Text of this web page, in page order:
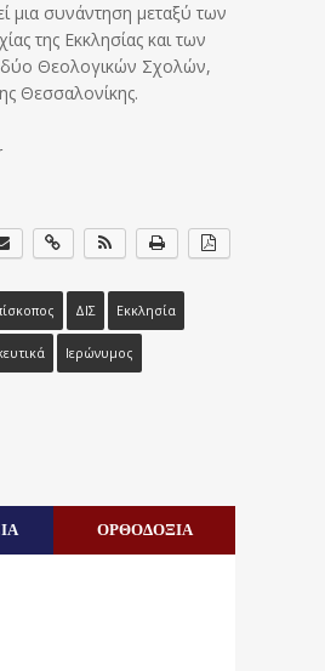
μια συνάντηση μεταξύ των
της Εκκλησίας και των
Θεολογικών Σχολών,
Θεσσαλονίκης.
ΔΙΣ Εκκλησία
Ιερώνυμος
ΟΡΘΟΔΟΞΙΑ